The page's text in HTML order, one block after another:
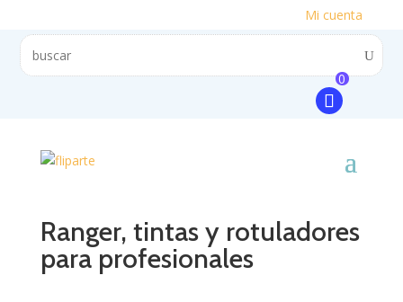
Mi cuenta
0
Ranger, tintas y rotuladores
para profesionales